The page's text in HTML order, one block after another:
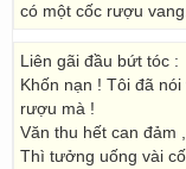
có một cốc rượu vang.
Liên gãi đầu bứt tóc :
Khốn nạn ! Tôi đã
rượu mà !
Văn thu hết can đảm
Thì tưởng uống vài